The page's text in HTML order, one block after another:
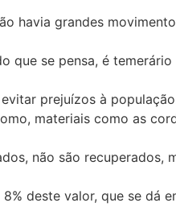
havia grandes
que se pensa, é
prejuízos à
materiais como as
não são recuperados,
deste valor, que se dá